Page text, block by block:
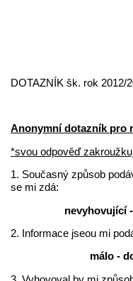
DOTAZNÍK šk. rok 2012/
Anonymní dotazník pro
*svou odpověď
1. Současný způsob
se mi zdá:
nevyhovující
2. Informace jseou mi
málo -